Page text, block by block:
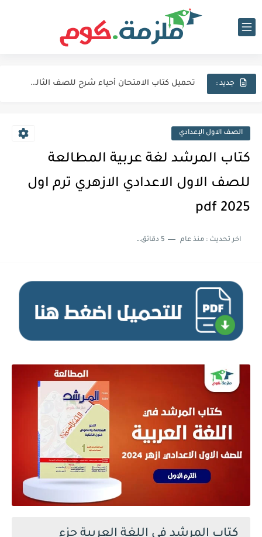
جديد : تحميل كتاب الامتحان أحياء شرح للصف الثالث الثانوي 2027 pdf
اجابات كتاب المعاصر انجليزي للصف الثالث الثانوى 2025 pdf الترم...
تحميل كتاب الايزو مراجعة نهائية فى الكيمياء بالاجابات للصف الثالث...
الصف الاول الإعدادي
كتاب المرشد لغة عربية المطالعة
للصف الاول الاعدادي الازهري ترم اول
2025 pdf
اخر تحديث :منذ عام 5 دقائق للقراءة
كتاب المرشد في اللغة العربية جزء